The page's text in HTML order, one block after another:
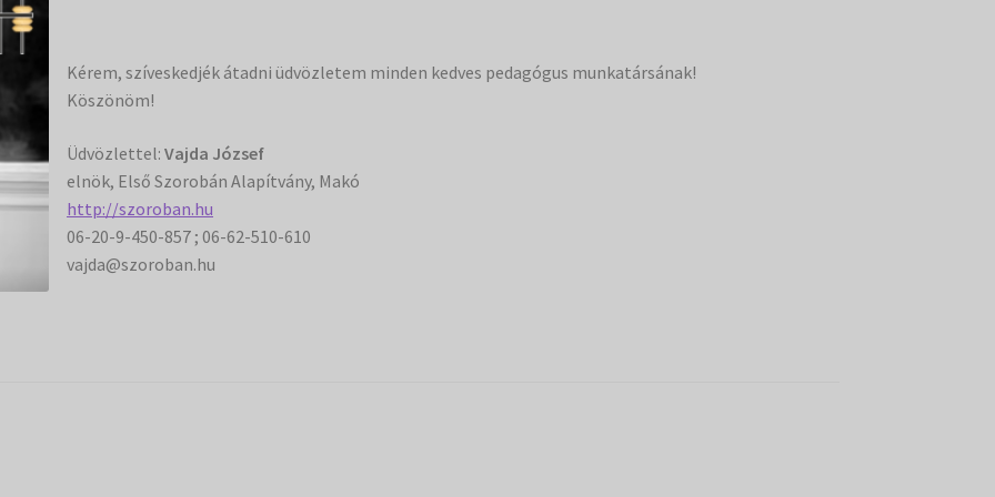
Kérem, szíveskedjék átadni üdvözletem minden kedves pedagógus munkatársának!
Köszönöm!
Üdvözlettel:Vajda József
elnök, Első Szorobán Alapítvány, Makó
http://szoroban.hu
06-20-9-450-857 ; 06-62-510-610
vajda@szoroban.hu